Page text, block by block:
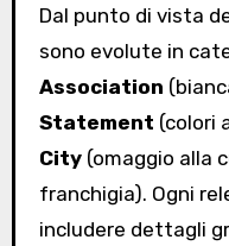
Dal punto di vista
sono evolute in
Association
Statement (colori
City(omaggio alla
franchigia). Ogni
includere dettagli